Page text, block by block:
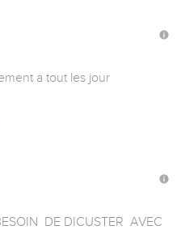
a tout les jour
DE DICUSTER  AVEC